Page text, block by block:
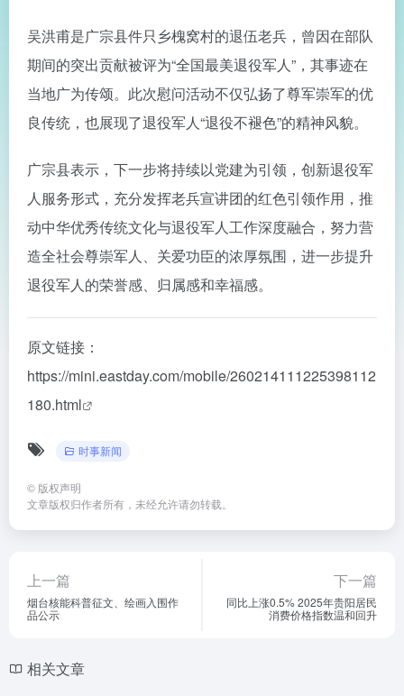
吴洪甫是广宗县件只乡槐窝村的退伍老兵，曾因在部队
期间的突出贡献被评为“全国最美退役军人”，其事迹在
当地广为传颂。此次慰问活动不仅弘扬了尊军崇军的优
良传统，也展现了退役军人“退役不褪色”的精神风貌。
广宗县表示，下一步将持续以党建为引领，创新退役军
人服务形式，充分发挥老兵宣讲团的红色引领作用，推
动中华优秀传统文化与退役军人工作深度融合，努力营
造全社会尊崇军人、关爱功臣的浓厚氛围，进一步提升
退役军人的荣誉感、归属感和幸福感。
原文链接：
https://mini.eastday.com/mobile/260214111225398112
180.html
时事新闻
© 版权声明
文章版权归作者所有，未经允许请勿转载。
上一篇
烟台核能科普征文、绘画入围作
品公示
下一篇
同比上涨0.5% 2025年贵阳居民
消费价格指数温和回升
相关文章